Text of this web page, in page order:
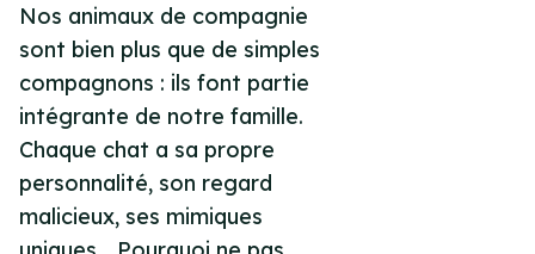
Nos animaux de compagnie
sont bien plus que de simples
compagnons : ils font partie
intégrante de notre famille.
Chaque chat a sa propre
personnalité, son regard
malicieux, ses mimiques